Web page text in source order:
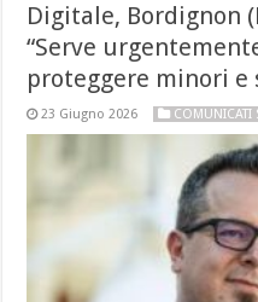
Digitale, Bordignon
“Serve
proteggere minori
23 Giugno 2026 COMUNICATI